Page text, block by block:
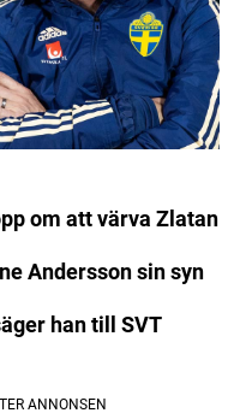
om att värva Zlatan
Andersson sin syn
han till SVT